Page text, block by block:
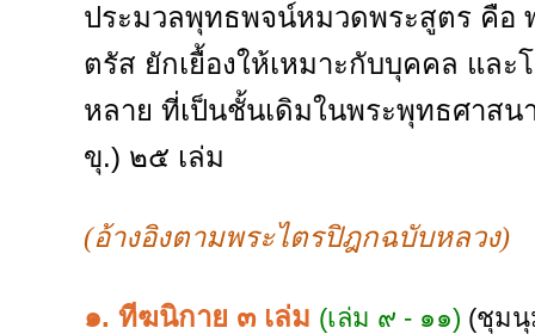
ประมวลพุทธพจน์หมวดพระสูตร คือ
ตรัส ยักเยื้องให้เหมาะกับบุคคล และ
หลาย ที่เป็นชั้นเดิมในพระพุทธศาสน
ขุ.) ๒๕ เล่ม
(อ้างอิงตามพระไตรปิฎกฉบับหลวง)
๑. ทีฆนิกาย ๓ เล่ม (เล่ม ๙ - ๑๑) (ชุมนุ